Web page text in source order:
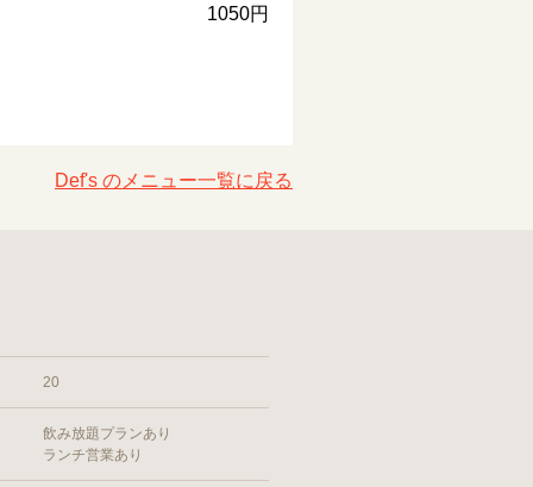
1050円
Def's のメニュー一覧に戻る
20
飲み放題プランあり
ランチ営業あり